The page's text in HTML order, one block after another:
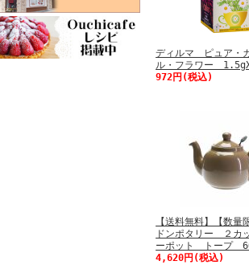
ディルマ ピュア・
ル・フラワー
972円(税込)
【送料無料】【数量
ドンポタリー ２カ
ーポット トープ
4,620円(税込)